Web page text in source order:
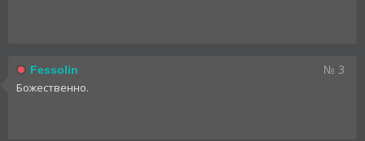
Fessolin № 3
Божественно.